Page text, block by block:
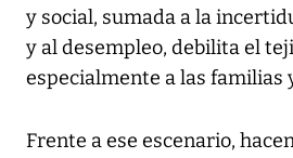
y social, sumada a la
y al desempleo, debilita el
especialmente a las familias
Frente a ese escenario,